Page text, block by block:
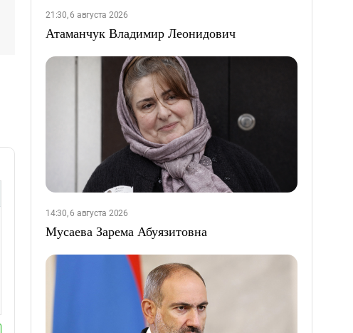
21:30, 6 августа 2026
Атаманчук Владимир Леонидович
14:30, 6 августа 2026
Мусаева Зарема Абуязитовна